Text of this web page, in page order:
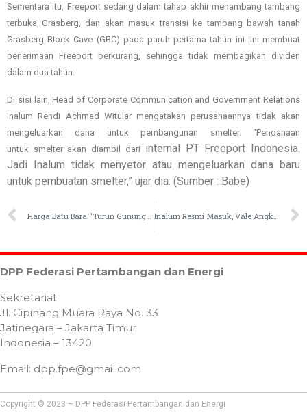
Sementara itu, Freeport sedang dalam tahap akhir menambang tambang
terbuka Grasberg, dan akan masuk transisi ke tambang bawah tanah
Grasberg Block Cave (GBC) pada paruh pertama tahun ini. Ini membuat
penerimaan Freeport berkurang, sehingga tidak membagikan dividen
dalam dua tahun.
Di sisi lain, Head of Corporate Communication and Government Relations
Inalum Rendi Achmad Witular mengatakan perusahaannya tidak akan
mengeluarkan dana untuk pembangunan smelter. “Pendanaan
untuk smelter akan diambil dari internal PT Freeport Indonesia.
Jadi Inalum tidak menyetor atau mengeluarkan dana baru
untuk pembuatan smelter,” ujar dia. (Sumber : Babe)
DPP Federasi Pertambangan dan Energi
Sekretariat:
Jl. Cipinang Muara Raya No. 33
Jatinegara – Jakarta Timur
Indonesia – 13420
Email: dpp.fpe@gmail.com
Copyright © 2023 – DPP Federasi Pertambangan dan Energi